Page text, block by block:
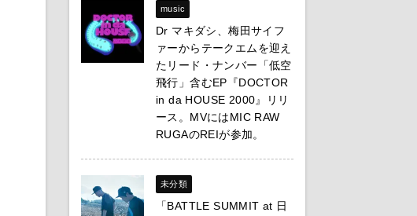
music
Dr マキダシ、梅田サイフ
ァーからテークエムを迎え
たリード・ナンバー「低空
飛行」含むEP『DOCTOR
in da HOUSE 2000』リリ
ース。MVにはMIC RAW
RUGAのREIが参加。
未分類
「BATTLE SUMMIT at 日